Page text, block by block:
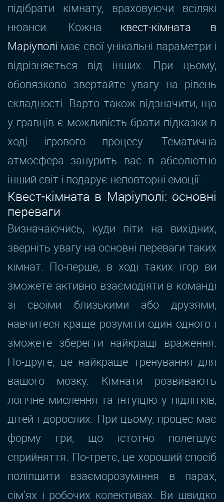
підібрати кімнату, враховуючи всілякі
нюанси. Кожна квест-кімната в
Маріуполі має свої унікальні параметри і
відрізняється від інших. При цьому,
обовязково звертайте увагу на рівень
складності. Варто також відзначити, що
у гравців є можливість брати підказки в
ході ігрового процесу. Тематична
атмосфера занурить вас в абсолютно
інший світ і подарує неповторні емоції.
Квест-кімната в Маріуполі: основні
переваги
Визначаючись, куди піти на вихідних,
зверніть увагу на основні переваги таких
кімнат. По-перше, в ході таких ігор ви
зможете активно взаємодіяти в команді
зі своїми близькими або друзями,
навчитеся краще розуміти один одного і
зможете зберегти найкращі враження.
По-друге, це найкраще тренування для
вашого мозку. Кімнати розвивають
логічне мислення та інтуїцію у підлітків,
дітей і дорослих. При цьому, процес має
форму гри, що істотно полегшує
сприйняття. По-третє, це хороший спосіб
поліпшити взаєморозуміння в парах,
сім'ях і робочих колективах. Ви швидко